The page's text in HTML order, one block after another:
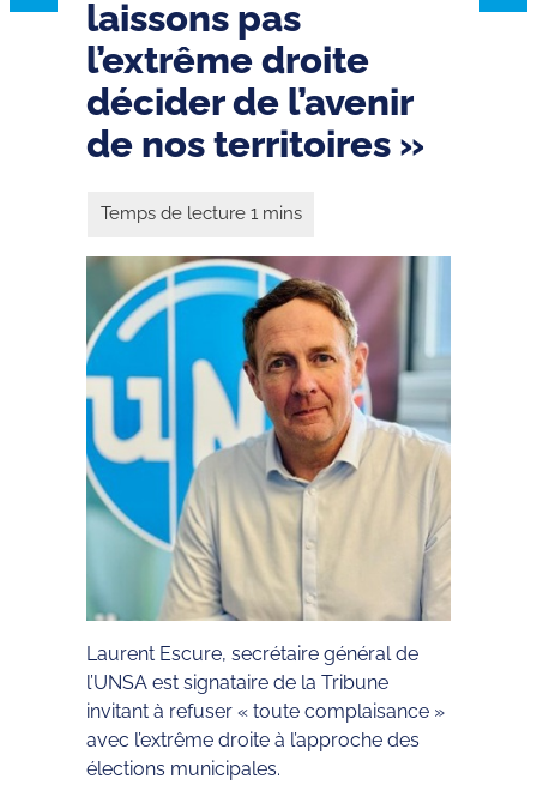
laissons pas
l’extrême droite
décider de l’avenir
de nos territoires »
Laurent Escure, secrétaire général de
l’UNSA est signataire de la Tribune
invitant à refuser « toute complaisance »
avec l’extrême droite à l’approche des
élections municipales.